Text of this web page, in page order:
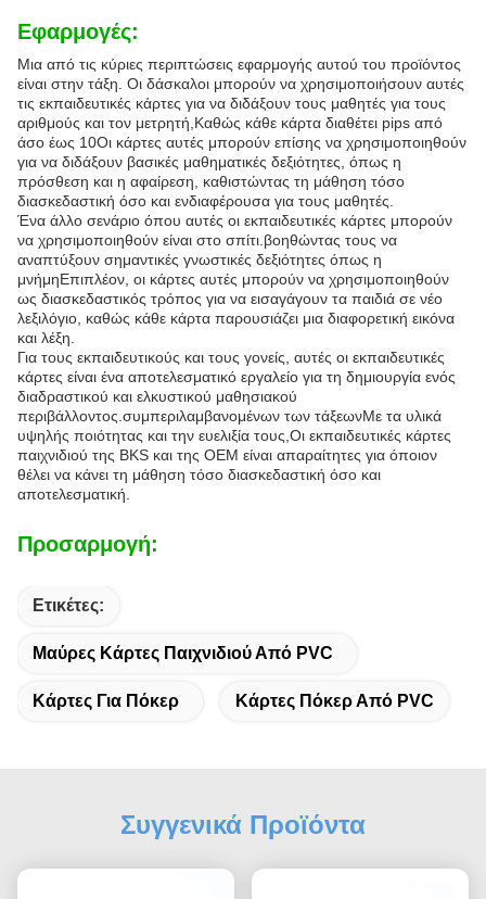
Εφαρμογές:
Μια από τις κύριες περιπτώσεις εφαρμογής αυτού του προϊόντος
είναι στην τάξη. Οι δάσκαλοι μπορούν να χρησιμοποιήσουν αυτές
τις εκπαιδευτικές κάρτες για να διδάξουν τους μαθητές για τους
αριθμούς και τον μετρητή,Καθώς κάθε κάρτα διαθέτει pips από
άσο έως 10Οι κάρτες αυτές μπορούν επίσης να χρησιμοποιηθούν
για να διδάξουν βασικές μαθηματικές δεξιότητες, όπως η
πρόσθεση και η αφαίρεση, καθιστώντας τη μάθηση τόσο
διασκεδαστική όσο και ενδιαφέρουσα για τους μαθητές.
Ένα άλλο σενάριο όπου αυτές οι εκπαιδευτικές κάρτες μπορούν
να χρησιμοποιηθούν είναι στο σπίτι.βοηθώντας τους να
αναπτύξουν σημαντικές γνωστικές δεξιότητες όπως η
μνήμηΕπιπλέον, οι κάρτες αυτές μπορούν να χρησιμοποιηθούν
ως διασκεδαστικός τρόπος για να εισαγάγουν τα παιδιά σε νέο
λεξιλόγιο, καθώς κάθε κάρτα παρουσιάζει μια διαφορετική εικόνα
και λέξη.
Για τους εκπαιδευτικούς και τους γονείς, αυτές οι εκπαιδευτικές
κάρτες είναι ένα αποτελεσματικό εργαλείο για τη δημιουργία ενός
διαδραστικού και ελκυστικού μαθησιακού
περιβάλλοντος.συμπεριλαμβανομένων των τάξεωνΜε τα υλικά
υψηλής ποιότητας και την ευελιξία τους,Οι εκπαιδευτικές κάρτες
παιχνιδιού της BKS και της OEM είναι απαραίτητες για όποιον
θέλει να κάνει τη μάθηση τόσο διασκεδαστική όσο και
αποτελεσματική.
Προσαρμογή:
Ετικέτες:
Μαύρες Κάρτες Παιχνιδιού Από PVC
Κάρτες Για Πόκερ Κάρτες Πόκερ Από PVC
Συγγενικά Προϊόντα